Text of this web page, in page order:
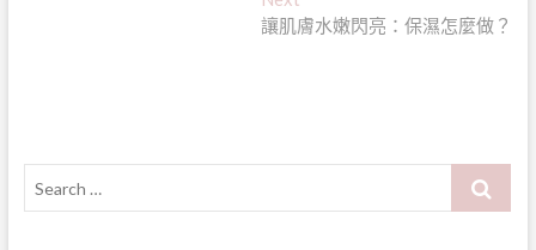
post:
讓肌膚水嫩閃亮：保濕怎麼做？
Search